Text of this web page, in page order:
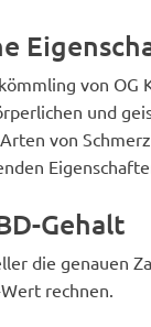
von OG
und
von
Gehalt
die genauen
rechnen.